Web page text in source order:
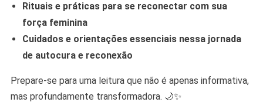
Rituais e práticas para se reconectar com sua
força feminina
Cuidados e orientações essenciais nessa jornada
de autocura e reconexão
Prepare-se para uma leitura que não é apenas informativa,
mas profundamente transformadora. 🌙✨